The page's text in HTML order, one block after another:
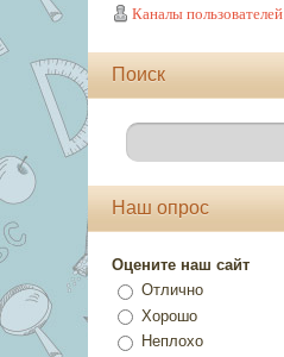
Каналы пользователей
Поиск
Наш опрос
Оцените наш сайт
Отлично
Хорошо
Неплохо